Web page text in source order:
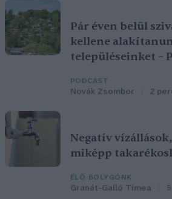
Pár éven belül
kellene
településeinket –
PODCAST
Novák Zsombor 2
Negatív
miképp
ÉLŐ BOLYGÓNK
Granát-Galló Tímea